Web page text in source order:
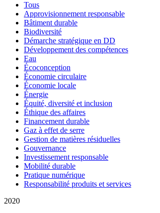
Tous
Approvisionnement responsable
Bâtiment durable
Biodiversité
Démarche stratégique en DD
Développement des compétences
Eau
Écoconception
Économie circulaire
Économie locale
Énergie
Équité, diversité et inclusion
Éthique des affaires
Financement durable
Gaz à effet de serre
Gestion de matières résiduelles
Gouvernance
Investissement responsable
Mobilité durable
Pratique numérique
Responsabilité produits et services
2020